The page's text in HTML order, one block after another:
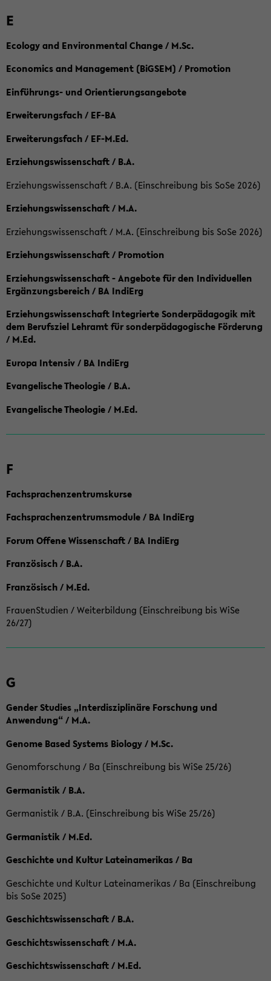
E
Ecology and Environmental Change / M.Sc.
Economics and Management (BiGSEM) / Promotion
Einführungs- und Orientierungsangebote
Erweiterungsfach / EF-BA
Erweiterungsfach / EF-M.Ed.
Erziehungswissenschaft / B.A.
Erziehungswissenschaft / B.A. (Einschreibung bis SoSe 2026)
Erziehungswissenschaft / M.A.
Erziehungswissenschaft / M.A. (Einschreibung bis SoSe 2026)
Erziehungswissenschaft / Promotion
Erziehungswissenschaft - Angebote für den Individuellen
Ergänzungsbereich / BA IndiErg
Erziehungswissenschaft Integrierte Sonderpädagogik mit
dem Berufsziel Lehramt für sonderpädagogische Förderung
/ M.Ed.
Europa Intensiv / BA IndiErg
Evangelische Theologie / B.A.
Evangelische Theologie / M.Ed.
F
Fachsprachenzentrumskurse
Fachsprachenzentrumsmodule / BA IndiErg
Forum Offene Wissenschaft / BA IndiErg
Französisch / B.A.
Französisch / M.Ed.
FrauenStudien / Weiterbildung (Einschreibung bis WiSe
26/27)
G
Gender Studies „Interdisziplinäre Forschung und
Anwendung“ / M.A.
Genome Based Systems Biology / M.Sc.
Genomforschung / Ba (Einschreibung bis WiSe 25/26)
Germanistik / B.A.
Germanistik / B.A. (Einschreibung bis WiSe 25/26)
Germanistik / M.Ed.
Geschichte und Kultur Lateinamerikas / Ba
Geschichte und Kultur Lateinamerikas / Ba (Einschreibung
bis SoSe 2025)
Geschichtswissenschaft / B.A.
Geschichtswissenschaft / M.A.
Geschichtswissenschaft / M.Ed.